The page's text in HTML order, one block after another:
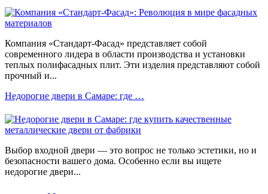
Компания «Стандарт-Фасад» представляет собой
современного лидера в области производства и установки
теплых полифасадных плит. Эти изделия представляют собой
прочный и...
Недорогие двери в Самаре: где …
Выбор входной двери — это вопрос не только эстетики, но и
безопасности вашего дома. Особенно если вы ищете
недорогие двери...